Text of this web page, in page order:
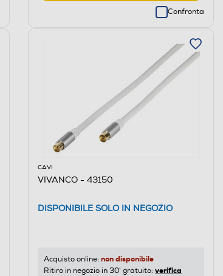
Confronta
CAVI
VIVANCO - 43150
DISPONIBILE SOLO IN NEGOZIO
Acquisto online: non disponibile
Ritiro in negozio in 30' gratuito: verifica